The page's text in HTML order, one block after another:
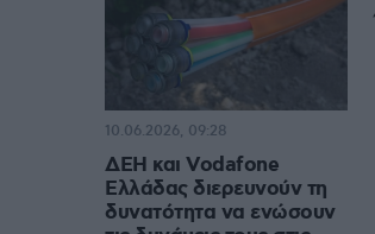
ΔΕΗ και Vodafone
Ελλάδας διερευνούν τη
δυνατότητα να ενώσουν
10.06.2026, 09:28